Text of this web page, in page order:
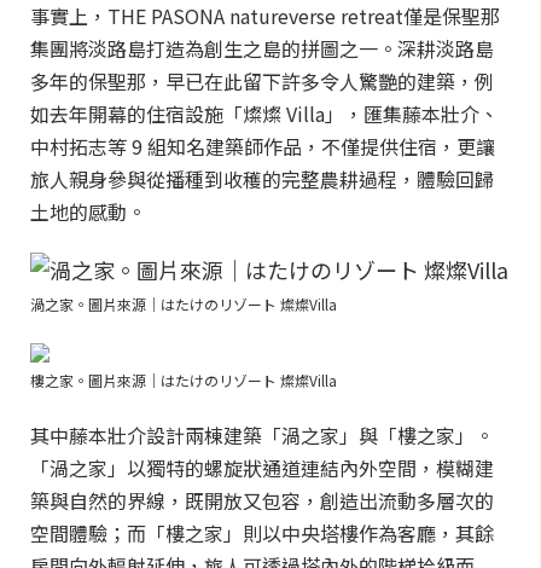
事實上，THE PASONA natureverse retreat僅是保聖那
集團將淡路島打造為創生之島的拼圖之一。深耕淡路島
多年的保聖那，早已在此留下許多令人驚艷的建築，例
如去年開幕的住宿設施「燦燦 Villa」，匯集藤本壯介、
中村拓志等 9 組知名建築師作品，不僅提供住宿，更讓
旅人親身參與從播種到收穫的完整農耕過程，體驗回歸
土地的感動。
渦之家。圖片來源｜はたけのリゾート 燦燦Villa
樓之家。圖片來源｜はたけのリゾート 燦燦Villa
其中藤本壯介設計兩棟建築「渦之家」與「樓之家」。
「渦之家」以獨特的螺旋狀通道連結內外空間，模糊建
築與自然的界線，既開放又包容，創造出流動多層次的
空間體驗；而「樓之家」則以中央塔樓作為客廳，其餘